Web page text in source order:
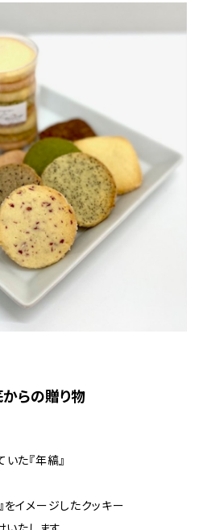
の贈り物
た『年縞』
をイメージしたクッキー